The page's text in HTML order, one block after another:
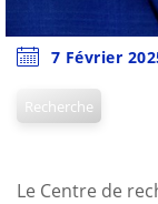
7 Février
Recherche
Le Centre de